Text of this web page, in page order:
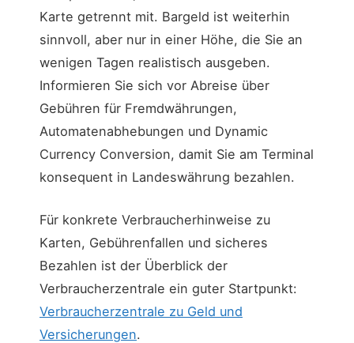
Karte getrennt mit. Bargeld ist weiterhin
sinnvoll, aber nur in einer Höhe, die Sie an
wenigen Tagen realistisch ausgeben.
Informieren Sie sich vor Abreise über
Gebühren für Fremdwährungen,
Automatenabhebungen und Dynamic
Currency Conversion, damit Sie am Terminal
konsequent in Landeswährung bezahlen.
Für konkrete Verbraucherhinweise zu
Karten, Gebührenfallen und sicheres
Bezahlen ist der Überblick der
Verbraucherzentrale ein guter Startpunkt:
Verbraucherzentrale zu Geld und
Versicherungen.